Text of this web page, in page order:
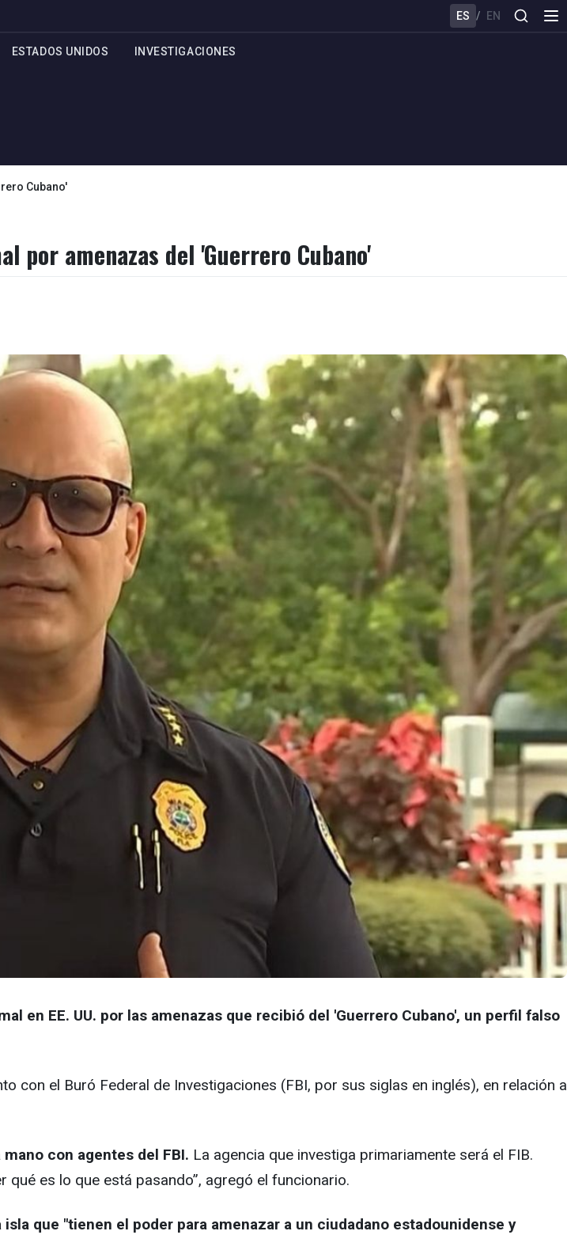
ES / EN
ESTADOS UNIDOS INVESTIGACIONES
Cubano'
por amenazas del 'Guerrero Cubano'
en EE. UU. por las amenazas que recibió del 'Guerrero Cubano', un perfil falso
con el Buró Federal de Investigaciones (FBI, por sus siglas en inglés), en relación a
con agentes del FBI. La agencia que investiga primariamente será el FIB.
es lo que está pasando”, agregó el funcionario.
isla que "tienen el poder para amenazar a un ciudadano estadounidense y